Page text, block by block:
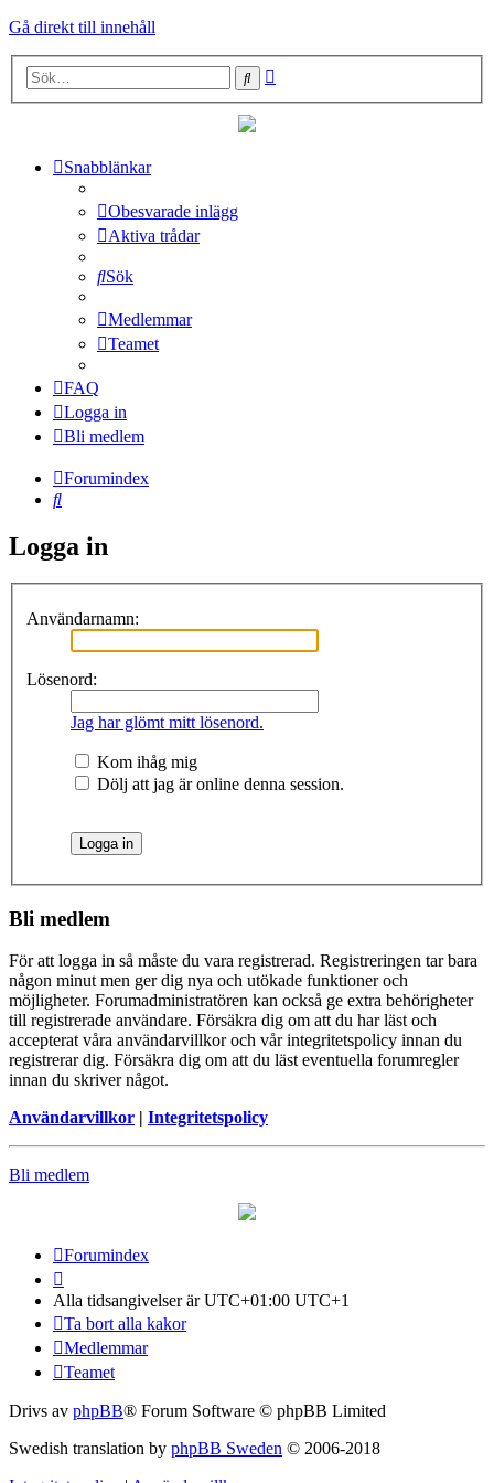
Gå direkt till innehåll
Sök
Snabblänkar
Obesvarade inlägg
Aktiva trådar
Sök
Medlemmar
Teamet
FAQ
Logga in
Bli medlem
Forumindex
Sök
Logga in
Användarnamn:
Lösenord:
Jag har glömt mitt lösenord.
Kom ihåg mig
Dölj att jag är online denna session.
Bli medlem
För att logga in så måste du vara registrerad. Registreringen tar bara
någon minut men ger dig nya och utökade funktioner och
möjligheter. Forumadministratören kan också ge extra behörigheter
till registrerade användare. Försäkra dig om att du har läst och
accepterat våra användarvillkor och vår integritetspolicy innan du
registrerar dig. Försäkra dig om att du läst eventuella forumregler
innan du skriver något.
Användarvillkor | Integritetspolicy
Bli medlem
Forumindex
Alla tidsangivelser är UTC+01:00 UTC+1
Ta bort alla kakor
Medlemmar
Teamet
Drivs av phpBB® Forum Software © phpBB Limited
Swedish translation by phpBB Sweden © 2006-2018